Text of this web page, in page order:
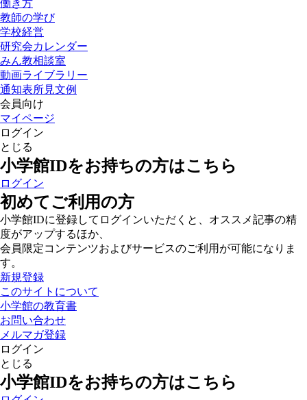
働き方
教師の学び
学校経営
研究会カレンダー
みん教相談室
動画ライブラリー
通知表所見文例
会員向け
マイページ
ログイン
とじる
小学館IDをお持ちの方はこちら
ログイン
初めてご利用の方
小学館IDに登録してログインいただくと、オススメ記事の精
度がアップするほか、
会員限定コンテンツおよびサービスのご利用が可能になりま
す。
新規登録
このサイトについて
小学館の教育書
お問い合わせ
メルマガ登録
ログイン
とじる
小学館IDをお持ちの方はこちら